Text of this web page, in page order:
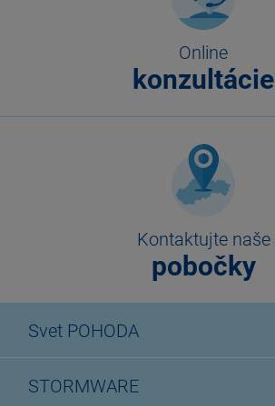
Online
konzultácie
Kontaktujte naše
pobočky
Svet POHODA
STORMWARE